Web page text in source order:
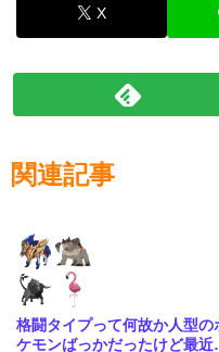
X
関連記事
格闘タイプって何故か人型の
ケモンばっかだったけど最近